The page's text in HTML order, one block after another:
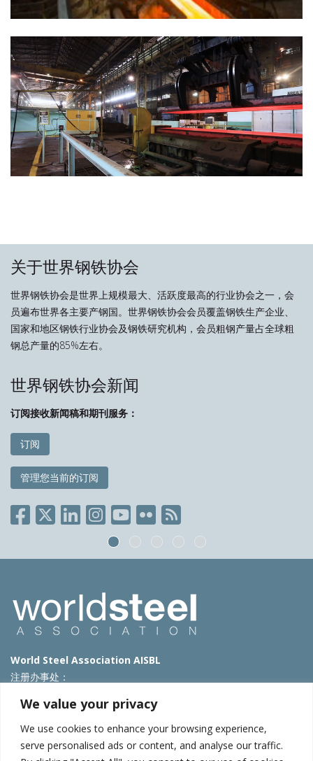
We value your privacy
We use cookies to enhance your browsing experience,
serve personalised ads or content, and analyse our traffic.
关于世界钢铁协会
世界钢铁协会是世界上规模最大、活跃度最高的行业协会之一，会
员遍布世界各主要产钢国。世界钢铁协会会员覆盖钢铁生产企业、
国家和地区钢铁行业协会及钢铁研究机构，会员粗钢产量占全球粗
钢总产量的85%左右。
世界钢铁协会新闻
订阅接收新闻稿和期刊服务：
订阅
管理您当前的订阅
World Steel Association AISBL
注册办事处：
T: +32 2 702 89 00 – E:steel@worldsteel.org